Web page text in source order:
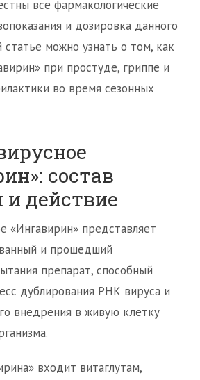
все фармакологические
и дозировка данного
статье можно узнать о том, как
при простуде, гриппе и
во время сезонных
состав
и действие
«Ингавирин» представляет
и прошедший
препарат, способный
дублирования РНК вируса и
внедрения в живую клетку
входит витаглутам,